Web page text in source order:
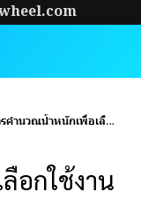
ำนวณน้ำหนักเพื่อเลือกใช้งานลูกล้อ
อกใช้งาน